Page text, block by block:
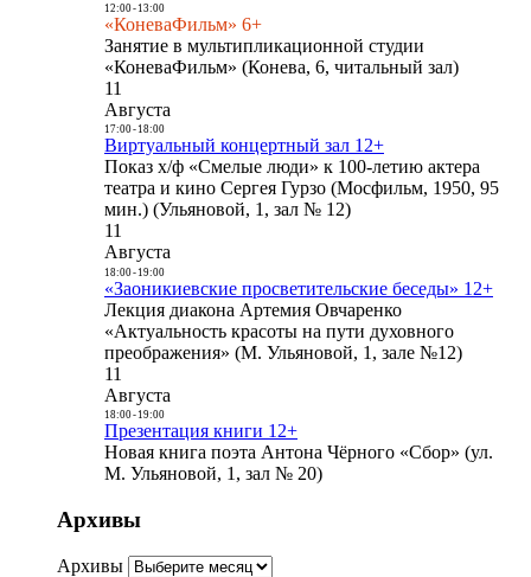
12:00- 13:00
«КоневаФильм» 6+
Занятие в мультипликационной студии
«КоневаФильм» (Конева, 6, читальный зал)
11
Августа
17:00- 18:00
Виртуальный концертный зал 12+
Показ х/ф «Смелые люди» к 100-летию актера
театра и кино Сергея Гурзо (Мосфильм, 1950, 95
мин.) (Ульяновой, 1, зал № 12)
11
Августа
18:00- 19:00
«Заоникиевские просветительские беседы» 12+
Лекция диакона Артемия Овчаренко
«Актуальность красоты на пути духовного
преображения» (М. Ульяновой, 1, зале №12)
11
Августа
18:00- 19:00
Презентация книги 12+
Новая книга поэта Антона Чёрного «Сбор» (ул.
М. Ульяновой, 1, зал № 20)
Архивы
Архивы